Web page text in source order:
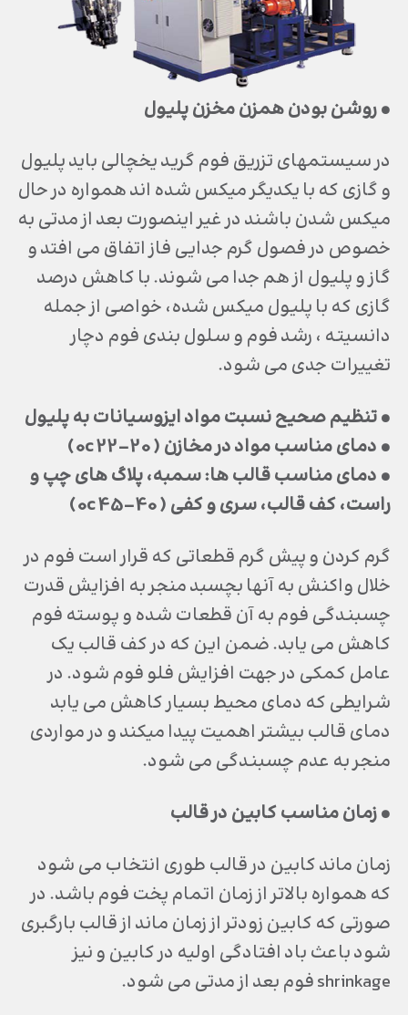
• روشن بودن همزن مخزن پليول
در سيستمهاي تزريق فوم گريد يخچالي بايد پليول
و گازي كه با يكديگر ميكس شده اند همواره در حال
ميكس شدن باشند در غير اينصورت بعد از مدتي به
خصوص در فصول گرم جدايي فاز اتفاق مي افتد و
گاز و پليول از هم جدا مي شوند. با كاهش درصد
گازي كه با پليول ميكس شده، خواصي از جمله
دانسيته ، رشد فوم و سلول بندي فوم دچار
تغييرات جدي مي شود.
• تنظيم صحيح نسبت مواد ايزوسيانات به پليول
• دماي مناسب مواد در مخازن ( 20-22 0c)
• دماي مناسب قالب ها: سمبه، پلاگ هاي چپ و
راست، كف قالب، سري و كفي ( 40-45 0c)
گرم كردن و پيش گرم قطعاتي كه قرار است فوم در
خلال واكنش به آنها بچسبد منجر به افزايش قدرت
چسبندگي فوم به آن قطعات شده و پوسته فوم
كاهش مي يابد. ضمن اين كه در كف قالب يك
عامل كمكي در جهت افزايش فلو فوم شود. در
شرايطي كه دماي محيط بسيار كاهش مي يابد
دماي قالب بيشتر اهميت پيدا ميكند و در مواردي
منجر به عدم چسبندگي مي شود.
• زمان مناسب كابين در قالب
زمان ماند كابين در قالب طوري انتخاب مي شود
كه همواره بالاتر از زمان اتمام پخت فوم باشد. در
صورتي كه كابين زودتر از زمان ماند از قالب بارگبري
شود باعث باد افتادگي اوليه در كابين و نيز
shrinkage فوم بعد از مدتي مي شود.